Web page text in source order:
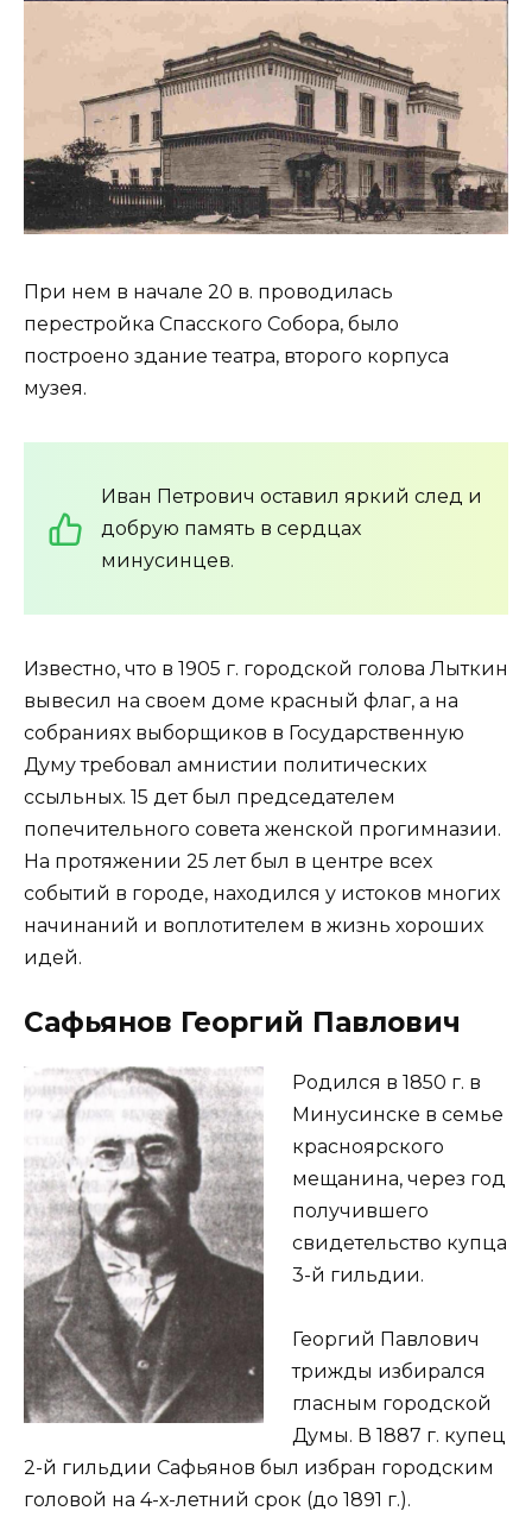
При нем в начале 20 в. проводилась
перестройка Спасского Собора, было
построено здание театра, второго корпуса
музея.
Иван Петрович оставил яркий след и
добрую память в сердцах
минусинцев.
Известно, что в 1905 г. городской голова Лыткин
вывесил на своем доме красный флаг, а на
собраниях выборщиков в Государственную
Думу требовал амнистии политических
ссыльных. 15 дет был председателем
попечительного совета женской прогимназии.
На протяжении 25 лет был в центре всех
событий в городе, находился у истоков многих
начинаний и воплотителем в жизнь хороших
идей.
Сафьянов Георгий Павлович
Родился в 1850 г. в
Минусинске в семье
красноярского
мещанина, через год
получившего
свидетельство купца
3-й гильдии.
Георгий Павлович
трижды избирался
гласным городской
Думы. В 1887 г. купец
2-й гильдии Сафьянов был избран городским
головой на 4-х-летний срок (до 1891 г.).